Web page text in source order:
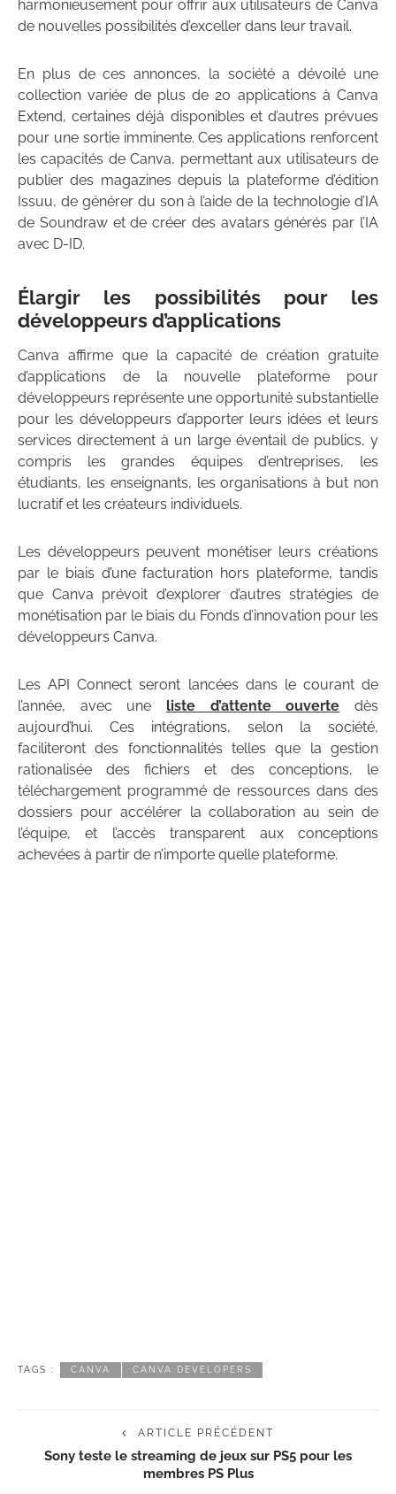
harmonieusement pour offrir aux utilisateurs de Canva
de nouvelles possibilités d’exceller dans leur travail.
En plus de ces annonces, la société a dévoilé une
collection variée de plus de 20 applications à Canva
Extend, certaines déjà disponibles et d’autres prévues
pour une sortie imminente. Ces applications renforcent
les capacités de Canva, permettant aux utilisateurs de
publier des magazines depuis la plateforme d’édition
Issuu, de générer du son à l’aide de la technologie d’IA
de Soundraw et de créer des avatars générés par l’IA
avec D-ID.
Élargir les possibilités pour les
développeurs d’applications
Canva affirme que la capacité de création gratuite
d’applications de la nouvelle plateforme pour
développeurs représente une opportunité substantielle
pour les développeurs d’apporter leurs idées et leurs
services directement à un large éventail de publics, y
compris les grandes équipes d’entreprises, les
étudiants, les enseignants, les organisations à but non
lucratif et les créateurs individuels.
Les développeurs peuvent monétiser leurs créations
par le biais d’une facturation hors plateforme, tandis
que Canva prévoit d’explorer d’autres stratégies de
monétisation par le biais du Fonds d’innovation pour les
développeurs Canva.
Les API Connect seront lancées dans le courant de
l’année, avec une liste d’attente ouverte dès
aujourd’hui. Ces intégrations, selon la société,
faciliteront des fonctionnalités telles que la gestion
rationalisée des fichiers et des conceptions, le
téléchargement programmé de ressources dans des
dossiers pour accélérer la collaboration au sein de
l’équipe, et l’accès transparent aux conceptions
achevées à partir de n’importe quelle plateforme.
TAGS : CANVA CANVA DEVELOPERS
ARTICLE PRÉCÉDENT
Sony teste le streaming de jeux sur PS5 pour les
membres PS Plus